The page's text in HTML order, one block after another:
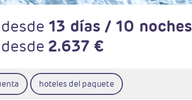
desde 13 días / 10 noches
desde 2.637 €
hoteles del paquete